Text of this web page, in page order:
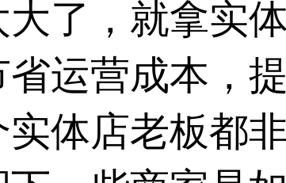
了，就拿实
运营成本，
体店老板都